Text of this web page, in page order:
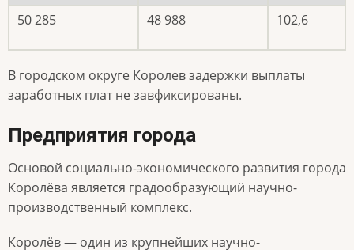
50 285 48 988 102,6
В городском округе Королев задержки выплаты
заработных плат не завфиксированы.
Предприятия города
Основой социально-экономического развития города
Королёва является градообразующий научно-
производственный комплекс.
Королёв — один из крупнейших научно-